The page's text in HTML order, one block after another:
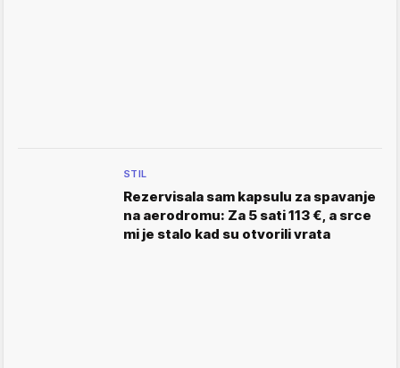
STIL
Rezervisala sam kapsulu za spavanje
na aerodromu: Za 5 sati 113 €, a srce
mi je stalo kad su otvorili vrata